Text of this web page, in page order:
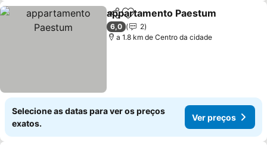
PartilharAdicionar aos favoritos
appartamento Paestum
6,0
2
a 1.8 km de Centro da cidade
Selecione as datas para ver os preços
exatos.
Ver preços